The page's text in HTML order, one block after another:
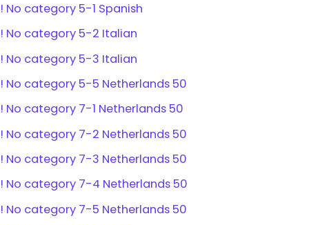
! No category 5-1 Spanish
! No category 5-2 Italian
! No category 5-3 Italian
! No category 5-5 Netherlands 50
! No category 7-1 Netherlands 50
! No category 7-2 Netherlands 50
! No category 7-3 Netherlands 50
! No category 7-4 Netherlands 50
! No category 7-5 Netherlands 50